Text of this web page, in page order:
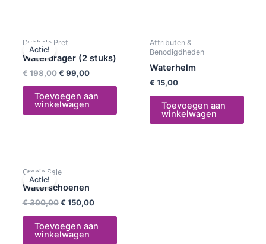
Actie!
Dubbele Pret
Waterdrager (2 stuks)
€198,00
prijs
was:
€ 198,00.
€ 99,00
is:
€ 99,00.
Toevoegen aan
winkelwagen
Attributen &
Benodigdheden
Waterhelm
€ 15,00
Toevoegen aan
winkelwagen
Actie!
Oranje Sale
Waterschoenen
€300,00
prijs
was:
€ 150,00
Toevoegen aan
winkelwagen